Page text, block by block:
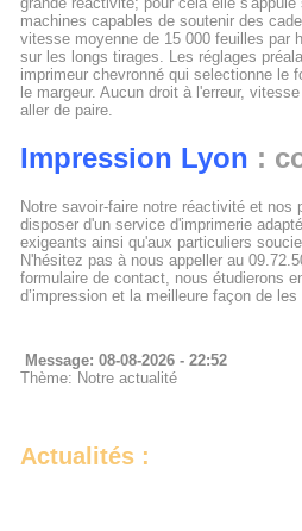
machines capables de soutenir des
vitesse moyenne de 15 000 feuilles par
sur les longs tirages. Les réglages
imprimeur chevronné qui selectionne le
le margeur. Aucun droit à l'erreur,
aller de paire.
Impression Lyon :
Notre savoir-faire notre réactivité et
disposer d'un service d'imprimerie
exigeants ainsi qu'aux particuliers
N'hésitez pas à nous appeller au
formulaire de contact, nous étudierons
d’impression et la meilleure façon de les
Message: 08-08-2026 - 22:52
Thème: Notre actualité
Actualités :